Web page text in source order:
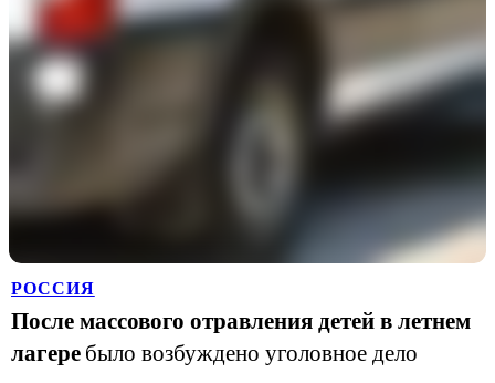
РОССИЯ
После массового отравления детей в летнем
лагере было возбуждено уголовное дело